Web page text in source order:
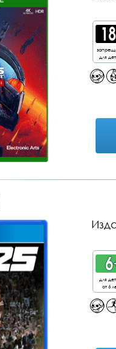
для
для
от 6